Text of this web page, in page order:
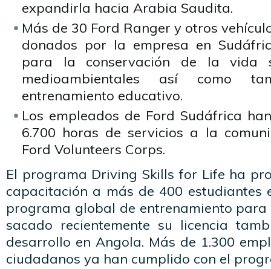
expandirla hacia Arabia Saudita.
Más de 30 Ford Ranger y otros
donados por la empresa en
para la conservación de la vida
medioambientales así como
entrenamiento educativo.
Los empleados de Ford Sudáfrica
6.700 horas de servicios a la
Ford Volunteers Corps.
El programa Driving Skills for Life ha
capacitación a más de 400 estudiantes
programa global de entrenamiento para
sacado recientemente su licencia
desarrollo en Angola. Más de 1.300
ciudadanos ya han cumplido con el